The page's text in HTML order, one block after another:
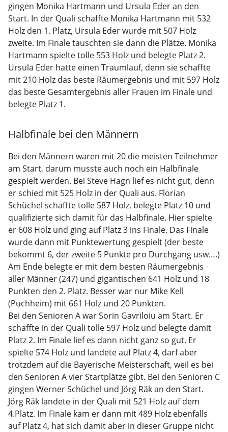
gingen Monika Hartmann und Ursula Eder an den
Start. In der Quali schaffte Monika Hartmann mit 532
Holz den 1. Platz, Ursula Eder wurde mit 507 Holz
zweite. Im Finale tauschten sie dann die Plätze. Monika
Hartmann spielte tolle 553 Holz und belegte Platz 2.
Ursula Eder hatte einen Traumlauf, denn sie schaffte
mit 210 Holz das beste Räumergebnis und mit 597 Holz
das beste Gesamtergebnis aller Frauen im Finale und
belegte Platz 1.
Halbfinale bei den Männern
Bei den Männern waren mit 20 die meisten Teilnehmer
am Start, darum musste auch noch ein Halbfinale
gespielt werden. Bei Steve Hagn lief es nicht gut, denn
er schied mit 525 Holz in der Quali aus. Florian
Schüchel schaffte tolle 587 Holz, belegte Platz 10 und
qualifizierte sich damit für das Halbfinale. Hier spielte
er 608 Holz und ging auf Platz 3 ins Finale. Das Finale
wurde dann mit Punktewertung gespielt (der beste
bekommt 6, der zweite 5 Punkte pro Durchgang usw….)
Am Ende belegte er mit dem besten Räumergebnis
aller Männer (247) und gigantischen 641 Holz und 18
Punkten den 2. Platz. Besser war nur Mike Kell
(Puchheim) mit 661 Holz und 20 Punkten.
Bei den Senioren A war Sorin Gavriloiu am Start. Er
schaffte in der Quali tolle 597 Holz und belegte damit
Platz 2. Im Finale lief es dann nicht ganz so gut. Er
spielte 574 Holz und landete auf Platz 4, darf aber
trotzdem auf die Bayerische Meisterschaft, weil es bei
den Senioren A vier Startplätze gibt. Bei den Senioren C
gingen Werner Schüchel und Jörg Räk an den Start.
Jörg Räk landete in der Quali mit 521 Holz auf dem
4.Platz. Im Finale kam er dann mit 489 Holz ebenfalls
auf Platz 4, hat sich damit aber in dieser Gruppe nicht